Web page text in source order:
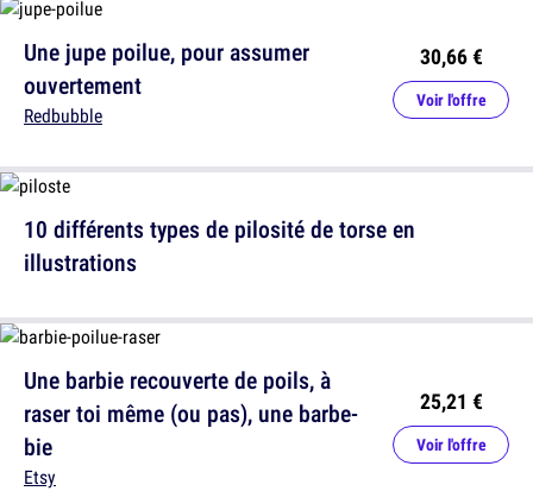
Une jupe poilue, pour assumer
ouvertement
Redbubble
30,66 €
Voir l'offre
Une barbie recouverte de poils, à
raser toi même (ou pas), une barbe-
bie
Etsy
25,21 €
Voir l'offre
10 différents types de pilosité de torse en
illustrations